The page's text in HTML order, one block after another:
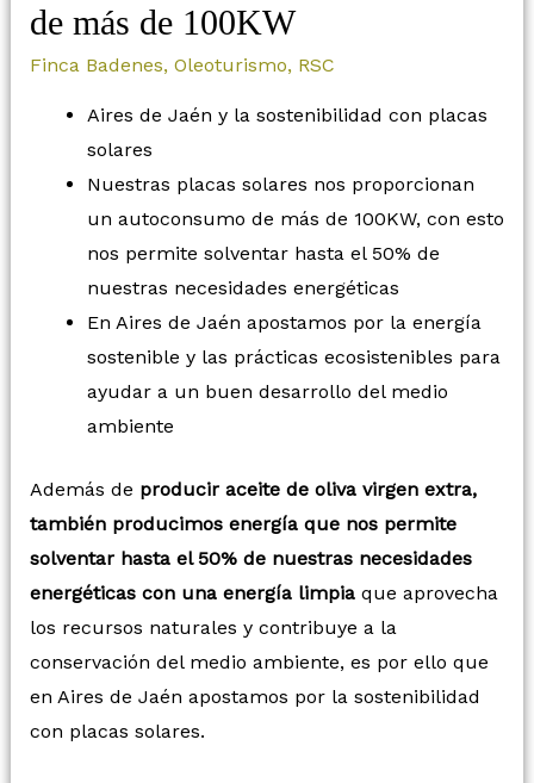
de más de 100KW
Finca Badenes, Oleoturismo, RSC
Aires de Jaén y la sostenibilidad con placas
solares
Nuestras placas solares nos proporcionan
un autoconsumo de más de 100KW, con esto
nos permite solventar hasta el 50% de
nuestras necesidades energéticas
En Aires de Jaén apostamos por la energía
sostenible y las prácticas ecosistenibles para
ayudar a un buen desarrollo del medio
ambiente
Además de producir aceite de oliva virgen extra,
también producimos energía que nos permite
solventar hasta el 50% de nuestras necesidades
energéticas con una energía limpiaque aprovecha
los recursos naturales y contribuye a la
conservación del medio ambiente, es por ello que
en Aires de Jaén apostamos por la sostenibilidad
con placas solares.